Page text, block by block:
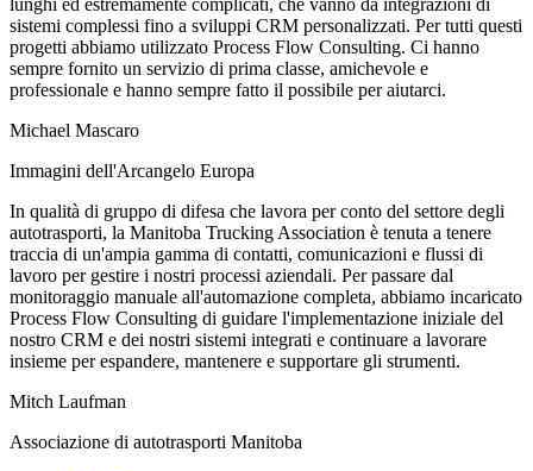
lunghi ed estremamente complicati, che vanno da integrazioni di
sistemi complessi fino a sviluppi CRM personalizzati. Per tutti questi
progetti abbiamo utilizzato Process Flow Consulting. Ci hanno
sempre fornito un servizio di prima classe, amichevole e
professionale e hanno sempre fatto il possibile per aiutarci.
Michael Mascaro
Immagini dell'Arcangelo Europa
In qualità di gruppo di difesa che lavora per conto del settore degli
autotrasporti, la Manitoba Trucking Association è tenuta a tenere
traccia di un'ampia gamma di contatti, comunicazioni e flussi di
lavoro per gestire i nostri processi aziendali. Per passare dal
monitoraggio manuale all'automazione completa, abbiamo incaricato
Process Flow Consulting di guidare l'implementazione iniziale del
nostro CRM e dei nostri sistemi integrati e continuare a lavorare
insieme per espandere, mantenere e supportare gli strumenti.
Mitch Laufman
Associazione di autotrasporti Manitoba